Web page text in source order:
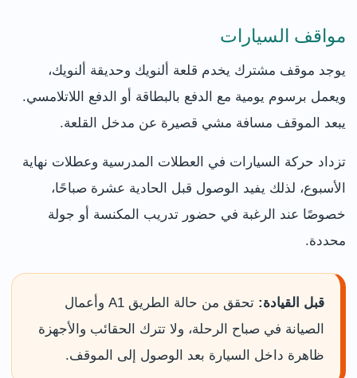
مواقف السيارات
يوجد موقف مشترك يخدم قلعة ألنويك وحديقة ألنويك،
ويعمل برسوم يومية مع الدفع بالبطاقة أو الدفع اللاتلامسي.
يبعد الموقف مسافة مشي قصيرة عن مدخل القلعة.
تزداد حركة السيارات في العطلات المدرسية وعطلات نهاية
الأسبوع، لذلك يفيد الوصول قبل الحادية عشرة صباحًا،
خصوصًا عند الرغبة في حضور تدريب المكنسة أو جولة
محددة.
قبل القيادة:
تحقق من حالة الطريق A1 وأعمال
الصيانة في صباح الرحلة، ولا تترك الحقائب والأجهزة
ظاهرة داخل السيارة بعد الوصول إلى الموقف.